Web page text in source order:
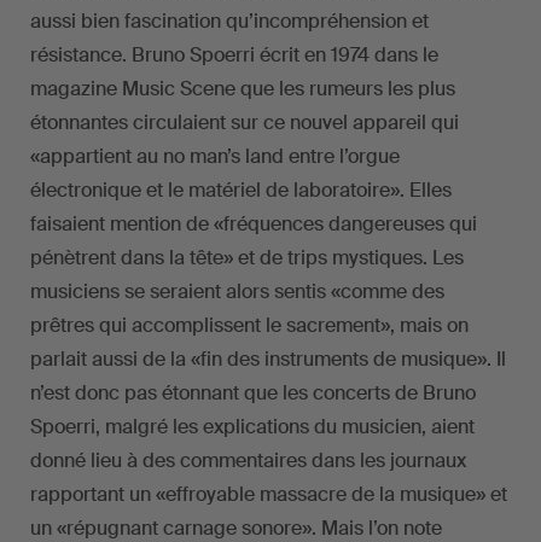
aussi bien fascination qu’incompréhension et
résistance. Bruno Spoerri écrit en 1974 dans le
magazine Music Scene que les rumeurs les plus
étonnantes circulaient sur ce nouvel appareil qui
«appartient au no man’s land entre l’orgue
électronique et le matériel de laboratoire». Elles
faisaient mention de «fréquences dangereuses qui
pénètrent dans la tête» et de trips mystiques. Les
musiciens se seraient alors sentis «comme des
prêtres qui accomplissent le sacrement», mais on
parlait aussi de la «fin des instruments de musique». Il
n’est donc pas étonnant que les concerts de Bruno
Spoerri, malgré les explications du musicien, aient
donné lieu à des commentaires dans les journaux
rapportant un «effroyable massacre de la musique» et
un «répugnant carnage sonore». Mais l’on note